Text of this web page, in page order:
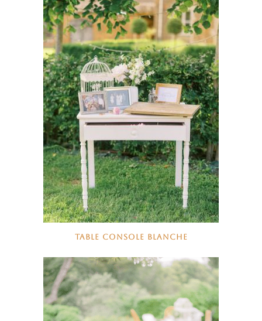
TABLE CONSOLE BLANCHE